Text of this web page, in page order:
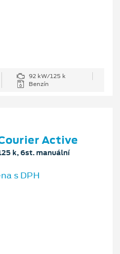
92 kW/125 k
Benzín
Active
k, 6st. manuální
s DPH